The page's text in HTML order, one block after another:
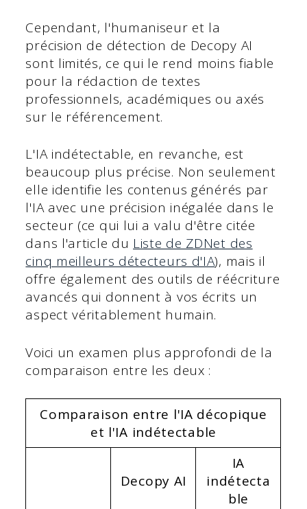
Cependant, l'humaniseur et la
précision de détection de Decopy AI
sont limités, ce qui le rend moins fiable
pour la rédaction de textes
professionnels, académiques ou axés
sur le référencement.
L'IA indétectable, en revanche, est
beaucoup plus précise. Non seulement
elle identifie les contenus générés par
l'IA avec une précision inégalée dans le
secteur (ce qui lui a valu d'être citée
dans l'article du Liste de ZDNet des
cinq meilleurs détecteurs d'IA), mais il
offre également des outils de réécriture
avancés qui donnent à vos écrits un
aspect véritablement humain.
Voici un examen plus approfondi de la
comparaison entre les deux :
Comparaison entre l'IA décopique
et l'IA indétectable
Decopy AI
IA
indétecta
ble